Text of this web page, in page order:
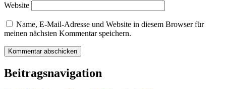
Website
Name, E-Mail-Adresse und Website in diesem Browser für
meinen nächsten Kommentar speichern.
Beitragsnavigation